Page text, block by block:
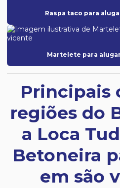
Raspa taco para
Martelete para
Principais
regiões do
a Loca
Betoneira
em são